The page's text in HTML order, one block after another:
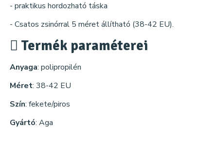
- praktikus hordozható táska
- Csatos zsinórral 5 méret állítható (38-42 EU).
Termék paraméterei
Anyaga: polipropilén
Méret: 38-42 EU
Szín: fekete/piros
Gyártó: Aga